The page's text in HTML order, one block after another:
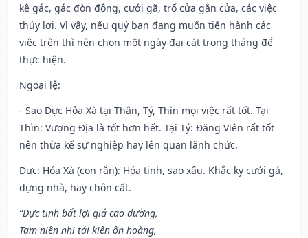
kê gác, gác đòn đông, cưới gã, trổ cửa gắn cửa, các việc
thủy lợi. Vì vậy, nếu quý bạn đang muốn tiến hành các
việc trên thì nên chọn một ngày đại cát trong tháng để
thực hiện.
Ngoại lệ:
- Sao Dực Hỏa Xà tại Thân, Tý, Thìn mọi việc rất tốt. Tại
Thìn: Vượng Địa là tốt hơn hết. Tại Tý: Đăng Viên rất tốt
nên thừa kế sự nghiệp hay lên quan lãnh chức.
Dực: Hỏa Xà (con rắn): Hỏa tinh, sao xấu. Khắc kỵ cưới gả,
dựng nhà, hay chôn cất.
“Dực tinh bất lợi giá cao đường,
Tam niên nhị tái kiến ôn hoàng,